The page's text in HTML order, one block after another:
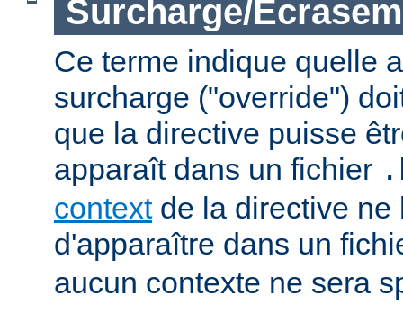
Surcharge/
Ce terme indique quelle
surcharge ("override")
que la directive puisse
apparaît dans un fichier
contextde la directive ne
d'apparaître dans un
aucun contexte ne sera